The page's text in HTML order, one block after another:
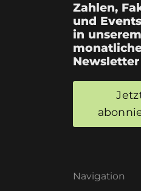
Zahlen,
und
in unserem
Newsletter
Navigation